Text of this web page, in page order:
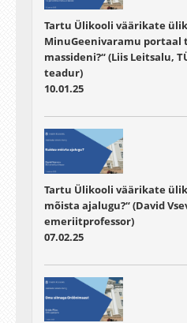
Tartu Ülikooli väärikate
MinuGeenivaramu portaal
massideni?“ (Liis Leitsalu,
teadur)
10.01.25
Tartu Ülikooli väärikate
mõista ajalugu?“ (David
emeriitprofessor)
07.02.25